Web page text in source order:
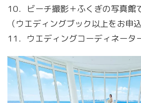
10．ビーチ撮影＋ふくぎの写真館
（ウエディングブック以上をお申
11．ウエディングコーディネータ